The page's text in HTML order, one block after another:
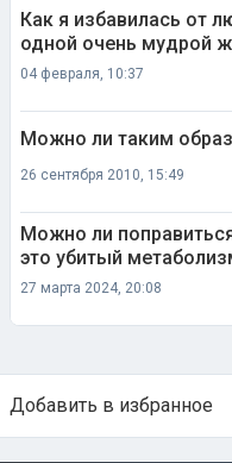
Как я избавилась от
одной очень мудрой
04 февраля, 10:37
Можно ли таким
26 сентября 2010, 15:49
Можно ли
это убитый
27 марта 2024, 20:08
Добавить в избранное
Тема в избранном